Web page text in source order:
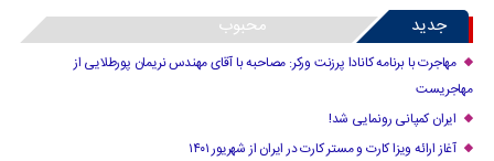
جدید محبوب
مهاجرت با برنامه کانادا پرزنت ورکر: مصاحبه با آقای مهندس نریمان پورطلایی از
مهاجریست
ایران کمپانی رونمایی شد!
آغاز ارائه ویزا کارت و مستر کارت در ایران از شهریور ۱۴۰۱